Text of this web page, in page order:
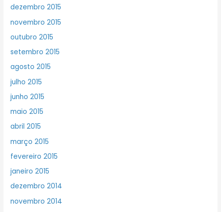
dezembro 2015
novembro 2015
outubro 2015
setembro 2015
agosto 2015
julho 2015
junho 2015
maio 2015
abril 2015
março 2015
fevereiro 2015
janeiro 2015
dezembro 2014
novembro 2014